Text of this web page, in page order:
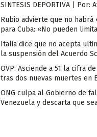
SINTESIS DEPORTIVA | Por:
Rubio advierte que no habrá
para Cuba: «No pueden
Italia dice que no acepta
la suspensión del Acuerdo
OVP: Asciende a 51 la cifra
tras dos nuevas muertes en
ONG culpa al Gobierno de
Venezuela y descarta que